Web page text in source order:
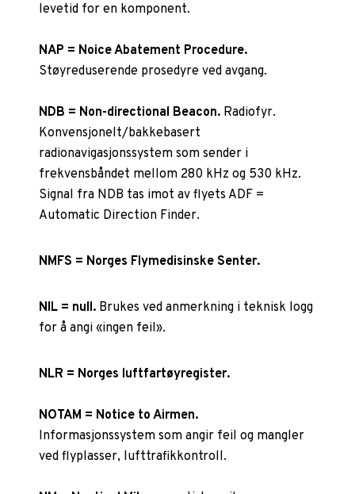
levetid for en komponent.
NAP = Noice Abatement Procedure.
Støyreduserende prosedyre ved avgang.
NDB = Non-directional Beacon. Radiofyr.
Konvensjonelt/bakkebasert
radionavigasjonssystem som sender i
frekvensbåndet mellom 280 kHz og 530 kHz.
Signal fra NDB tas imot av flyets ADF =
Automatic Direction Finder.
NMFS = Norges Flymedisinske Senter.
NIL = null. Brukes ved anmerkning i teknisk logg
for å angi «ingen feil».
NLR = Norges luftfartøyregister.
NOTAM = Notice to Airmen.
Informasjonssystem som angir feil og mangler
ved flyplasser, lufttrafikkontroll.